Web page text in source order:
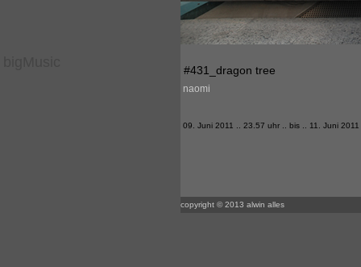
#431_dragon tree
naomi
09. Juni 2011 .. 23.57 uhr .. bis .. 11. Juni
copyright © 2013 alwin alles